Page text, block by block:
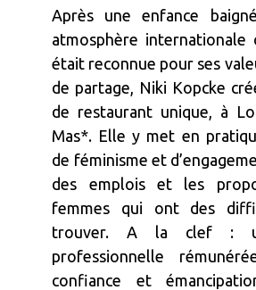
Après une enfance
atmosphère internationale
était reconnue pour ses
de partage, Niki Kopcke
de restaurant unique, à
Mas*. Elle y met en
de féminisme et
des emplois et les
femmes qui ont des
trouver. A la clef :
professionnelle
confiance et